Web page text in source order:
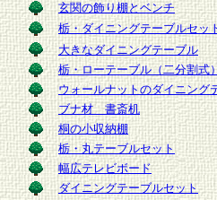
玄関の飾り棚とベンチ
栃・ダイニングテーブルセッ
大きなダイニングテーブル
栃・ローテーブル（二分割式
ウォールナットのダイニング
ブナ材 書斎机
桐の小収納棚
栃・丸テーブルセット
幅広テレビボード
ダイニングテーブルセット